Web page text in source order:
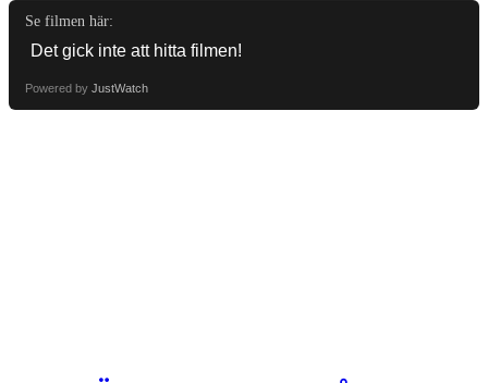
Se filmen här:
Powered by JustWatch